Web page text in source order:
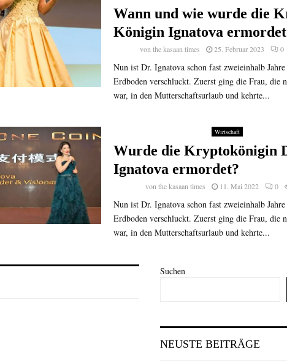
Wann und wie wurde die
Königin Ignatova
vonthe kasaan times 25. Februar 2023 0
Nun ist Dr. Ignatova schon fast zweieinhalb
Erdboden verschluckt. Zuerst ging die Frau, die
war, in den Mutterschaftsurlaub und kehrte...
Wirtschaft
Wurde die Kryptokönigin
Ignatova ermordet?
vonthe kasaan times 11. Mai 2022 0
Nun ist Dr. Ignatova schon fast zweieinhalb
Erdboden verschluckt. Zuerst ging die Frau, die
war, in den Mutterschaftsurlaub und kehrte...
Suchen
NEUSTE BEITRÄGE